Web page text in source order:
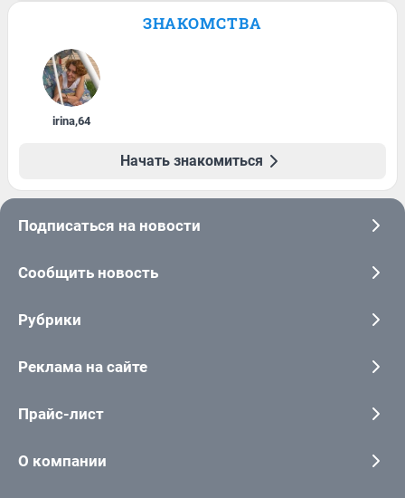
ЗНАКОМСТВА
irina,64
Начать знакомиться
Подписаться на новости
Сообщить новость
Рубрики
Реклама на сайте
Прайс-лист
О компании